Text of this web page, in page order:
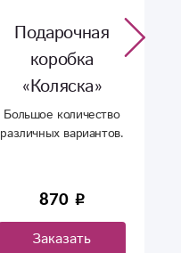
Подарочная
коробка
«Коляска»
Большое количество
различных вариантов.
870
Заказать